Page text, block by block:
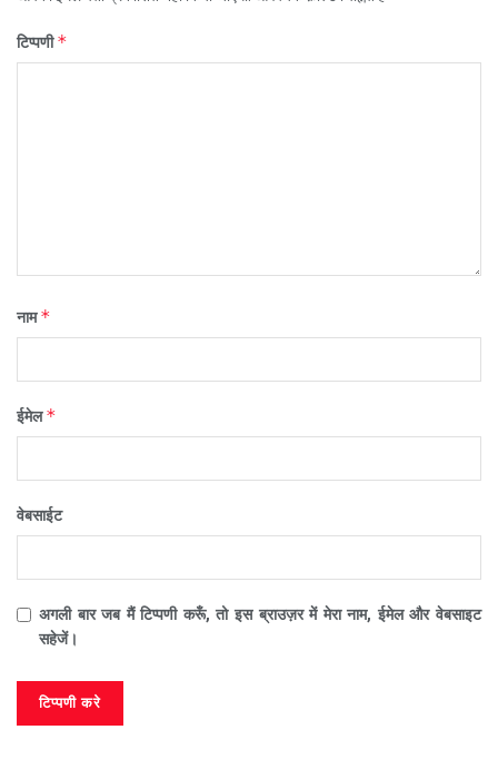
टिप्पणी*
नाम*
ईमेल*
वेबसाईट
अगली बार जब मैं टिप्पणी करूँ, तो इस ब्राउज़र में मेरा नाम, ईमेल और वेबसाइट
सहेजें।